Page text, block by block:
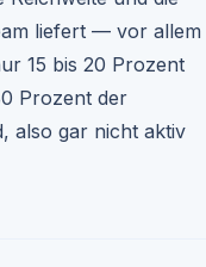
liefert — vor allem
15 bis 20 Prozent
Prozent der
also gar nicht aktiv